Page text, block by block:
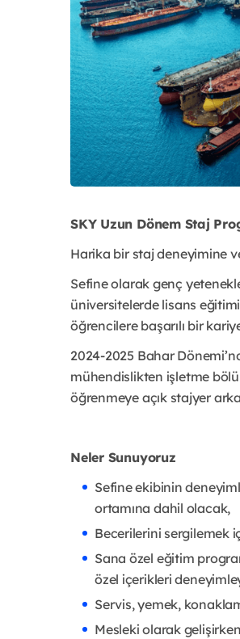
SKY Uzun Dönem Staj
Harika bir staj deneyimine
Sefine olarak genç
üniversitelerde lisans
öğrencilere başarılı bir
2024-2025 Bahar
mühendislikten işletme
öğrenmeye açık stajyer
Neler Sunuyoruz
Sefine ekibinin
ortamına dahil olacak,
Becerilerini sergilemek
Sana özel eğitim
özel içerikleri
Servis, yemek,
Mesleki olarak